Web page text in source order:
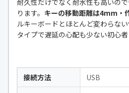
耐久性だけでなく耐水性も高いの
ります。 キーの移動距離は4mm・
ルキーボードとほとんど変わらな
タイプで遅延の心配も少ない初心者
接続方法
USB